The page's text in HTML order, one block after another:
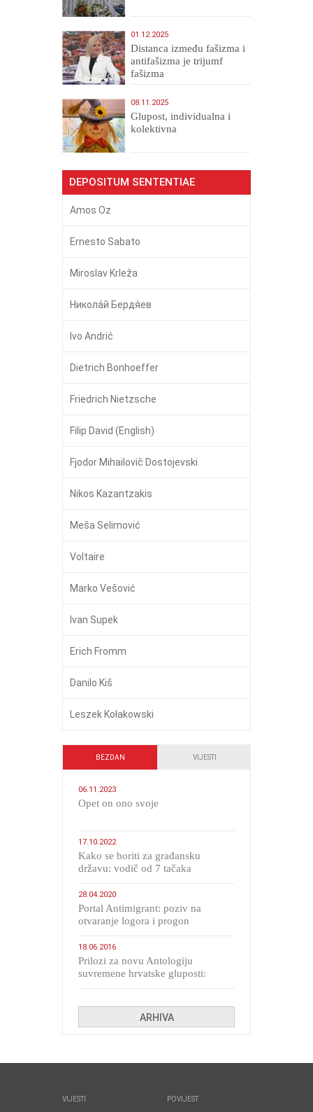
01.12.2025
Distanca između fašizma i
antifašizma je trijumf
fašizma
08.11.2025
Glupost, individualna i
kolektivna
DEPOSITUM SENTENTIAE
Amos Oz
Ernesto Sabato
Miroslav Krleža
Никола́й Бердя́ев
Ivo Andrić
Dietrich Bonhoeffer
Friedrich Nietzsche
Filip David (English)
Fjodor Mihailovič Dostojevski
Nikos Kazantzakis
Meša Selimović
Voltaire
Marko Vešović
Ivan Supek
Erich Fromm
Danilo Kiš
Leszek Kołakowski
BEZDAN VIJESTI
06.11.2023
​Opet on ono svoje
17.10.2022
Kako se boriti za građansku
državu: vodič od 7 tačaka
28.04.2020
Portal Antimigrant: poziv na
otvaranje logora i progon
18.06.2016
Prilozi za novu Antologiju
suvremene hrvatske gluposti:
ARHIVA
VIJESTI POVIJEST